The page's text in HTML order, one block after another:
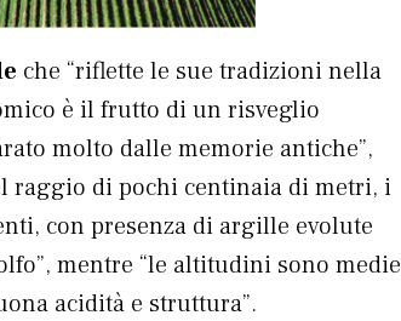
che “riflette le sue tradizioni nella
è il frutto di un risveglio
molto dalle memorie antiche”,
raggio di pochi centinaia di metri, i
con presenza di argille evolute
mentre “le altitudini sono medie
acidità e struttura”.